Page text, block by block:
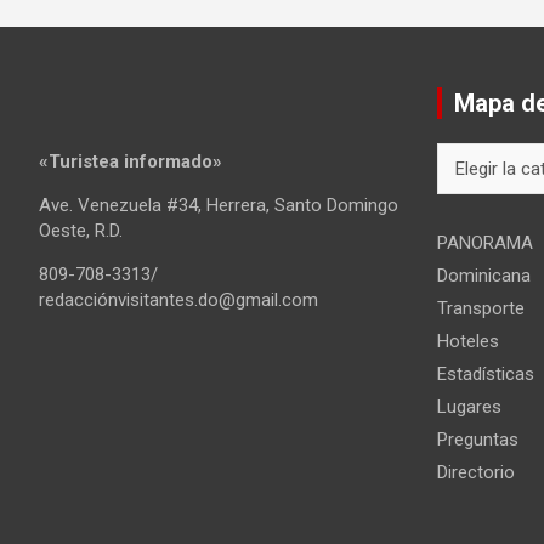
«Turistea informado»
Ave. Venezuela #34, Herrera, Santo Domingo
Oeste, R.D.
809-708-3313/
redacciónvisitantes.do@gmail.com
Mapa
del
PANORAMA
Dominicana
Transporte
Hoteles
Estadísticas
Lugares
Preguntas
Directorio